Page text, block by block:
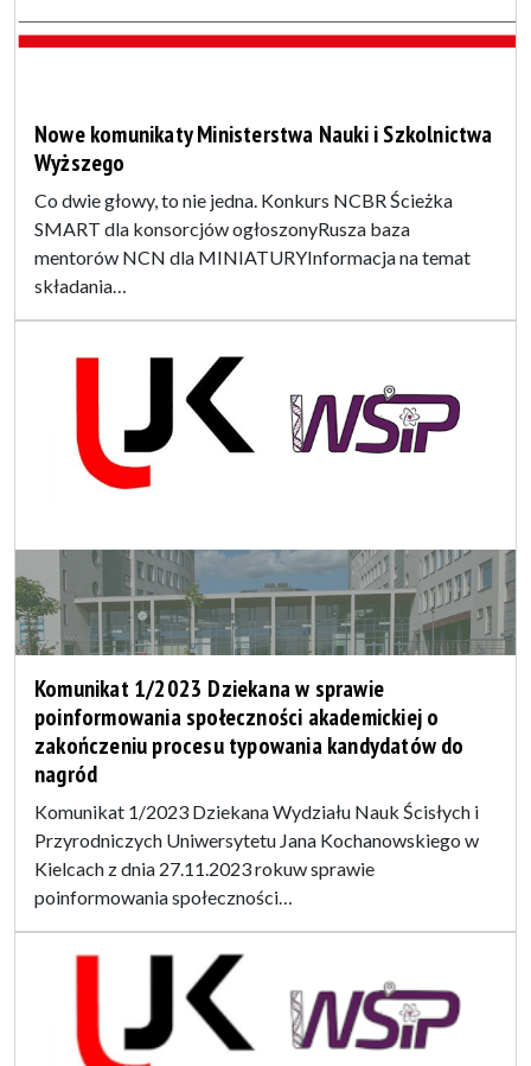
Nowe komunikaty Ministerstwa Nauki i Szkolnictwa
Wyższego
Co dwie głowy, to nie jedna. Konkurs NCBR Ścieżka
SMART dla konsorcjów ogłoszonyRusza baza
mentorów NCN dla MINIATURYInformacja na temat
składania…
Komunikat 1/2023 Dziekana w sprawie
poinformowania społeczności akademickiej o
zakończeniu procesu typowania kandydatów do
nagród
Komunikat 1/2023 Dziekana Wydziału Nauk Ścisłych i
Przyrodniczych Uniwersytetu Jana Kochanowskiego w
Kielcach z dnia 27.11.2023 rokuw sprawie
poinformowania społeczności…